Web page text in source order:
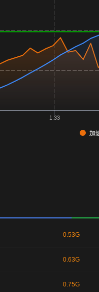
加
1.33
0.53G
0.63G
0.75G